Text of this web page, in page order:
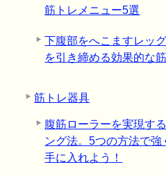
筋トレメニュー5選
下腹部をへこますレッ
を引き締める効果的な
筋トレ器具
腹筋ローラーを実現す
ング法。5つの方法で
手に入れよう！